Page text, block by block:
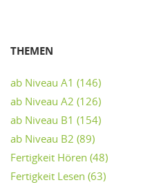
THEMEN
ab Niveau A1 (146)
ab Niveau A2 (126)
ab Niveau B1 (154)
ab Niveau B2 (89)
Fertigkeit Hören (48)
Fertigkeit Lesen (63)